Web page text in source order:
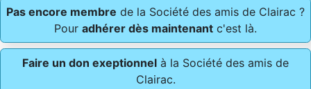
Pas encore membre de la Société des amis de Clairac ?
Pour adhérer dès maintenant c'est là.
Faire un don exeptionnel à la Société des amis de
Clairac.